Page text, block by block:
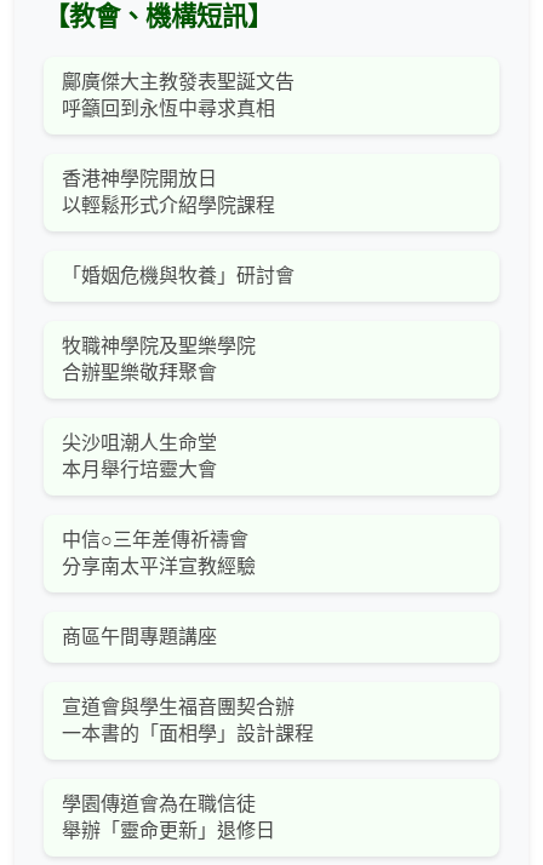
【教會、機構短訊】
鄺廣傑大主教發表聖誕文告
呼籲回到永恆中尋求真相
香港神學院開放日
以輕鬆形式介紹學院課程
「婚姻危機與牧養」研討會
牧職神學院及聖樂學院
合辦聖樂敬拜聚會
尖沙咀潮人生命堂
本月舉行培靈大會
中信○三年差傳祈禱會
分享南太平洋宣教經驗
商區午間專題講座
宣道會與學生福音團契合辦
一本書的「面相學」設計課程
學園傳道會為在職信徒
舉辦「靈命更新」退修日